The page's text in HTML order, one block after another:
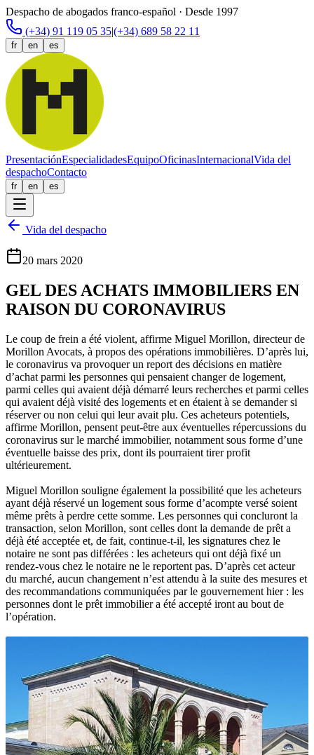
Despacho de abogados franco-español · Desde 1997
(+34) 91 119 05 35|(+34) 689 58 22 11
fr en es
PresentaciónEspecialidadesEquipoOficinasInternacionalVida del
despachoContacto
fr en es
Vida del despacho
20 mars 2020
GEL DES ACHATS IMMOBILIERS EN
RAISON DU CORONAVIRUS
Le coup de frein a été violent, affirme Miguel Morillon, directeur de
Morillon Avocats, à propos des opérations immobilières. D’après lui,
le coronavirus va provoquer un report des décisions en matière
d’achat parmi les personnes qui pensaient changer de logement,
parmi celles qui avaient déjà démarré leurs recherches et parmi celles
qui avaient déjà visité des logements et en étaient à se demander si
réserver ou non celui qui leur avait plu. Ces acheteurs potentiels,
affirme Morillon, pensent peut-être aux éventuelles répercussions du
coronavirus sur le marché immobilier, notamment sous forme d’une
éventuelle baisse des prix, dont ils pourraient tirer profit
ultérieurement.
Miguel Morillon souligne également la possibilité que les acheteurs
ayant déjà réservé un logement sous forme d’acompte versé soient
même prêts à perdre cette somme. Les personnes qui concluront la
transaction, selon Morillon, sont celles dont la demande de prêt a
déjà été acceptée et, de fait, continue-t-il, les signatures chez le
notaire ne sont pas différées : les acheteurs qui ont déjà fixé un
rendez-vous chez le notaire ne le reportent pas. D’après cet acteur
du marché, aucun changement n’est attendu à la suite des mesures et
des recommandations communiquées par le gouvernement hier : les
personnes dont le prêt immobilier a été accepté iront au bout de
l’opération.